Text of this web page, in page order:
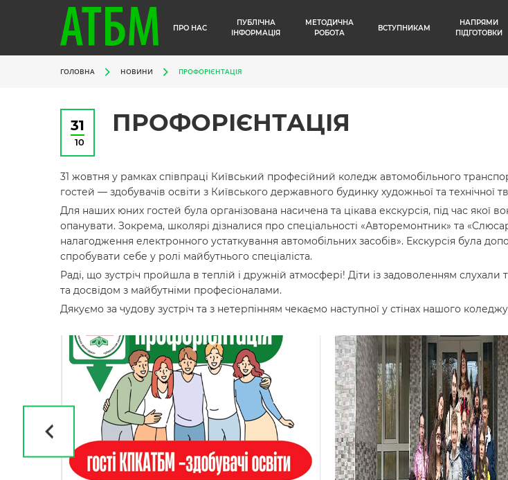
ПРО НАС
ПУБЛІЧНА
ІНФОРМАЦІЯ
МЕТОДИЧНА
РОБОТА
ВСТУПНИКАМ
НАПРЯМИ
ПІДГОТОВКИ
ГОЛОВНА НОВИНИ ПРОФОРІЄНТАЦІЯ
31
10
ПРОФОРІЄНТАЦІЯ
31 жовтня у рамках співпраці Київський професійний коледж автомобільного
гостей — здобувачів освіти з Київського державного будинку художньої та технічної
Для наших юних гостей була організована насичена та цікава екскурсія, під час
опанувати. Зокрема, школярі дізналися про спеціальності «Авторемонтник» та
налагодження електронного устаткування автомобільних засобів». Екскурсія була
спробувати себе у ролі майбутнього спеціаліста.
Раді, що зустріч пройшла в теплій і дружній атмосфері! Діти із задоволенням
та досвідом з майбутніми професіоналами.
Дякуємо за чудову зустріч та з нетерпінням чекаємо наступної у стінах нашого